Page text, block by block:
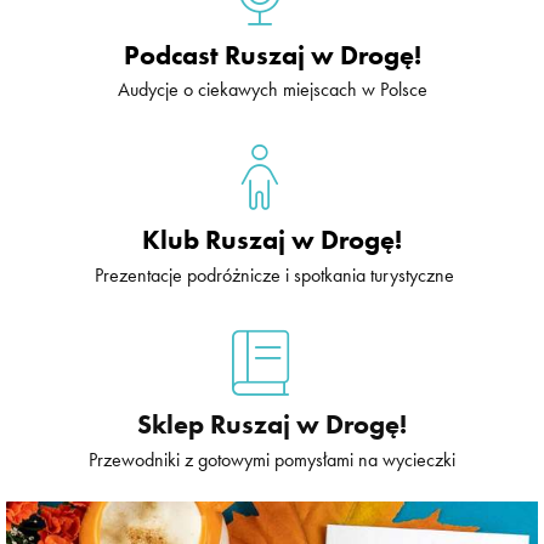
Podcast Ruszaj w Drogę!
Audycje o ciekawych miejscach w Polsce
Klub Ruszaj w Drogę!
Prezentacje podróżnicze i spotkania turystyczne
Sklep Ruszaj w Drogę!
Przewodniki z gotowymi pomysłami na wycieczki